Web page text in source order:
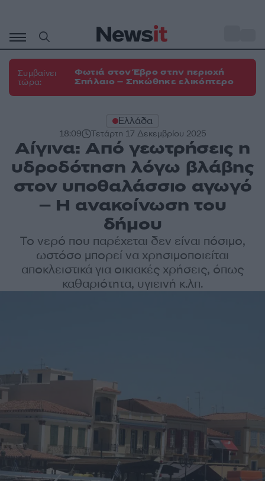
περιεχόμενο
Συμβαίνει
τώρα:
Φωτιά στον Έβρο στην περιοχή
Σπήλαιο – Σηκώθηκε ελικόπτερο
Ελλάδα
18:09 Τετάρτη 17 Δεκεμβρίου 2025
Αίγινα: Από γεωτρήσεις η
υδροδότηση λόγω βλάβης
στον υποθαλάσσιο αγωγό
– Η ανακοίνωση του
δήμου
Το νερό που παρέχεται δεν είναι πόσιμο,
ωστόσο μπορεί να χρησιμοποιείται
αποκλειστικά για οικιακές χρήσεις, όπως
καθαριότητα, υγιεινή κ.λπ.